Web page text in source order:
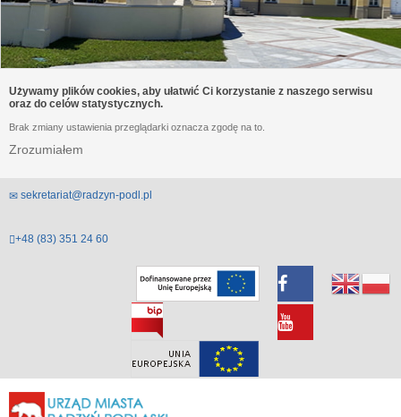
Używamy plików cookies, aby ułatwić Ci korzystanie z naszego serwisu
oraz do celów statystycznych.
Brak zmiany ustawienia przeglądarki oznacza zgodę na to.
Zrozumiałem
sekretariat@radzyn-podl.pl
+48 (83) 351 24 60